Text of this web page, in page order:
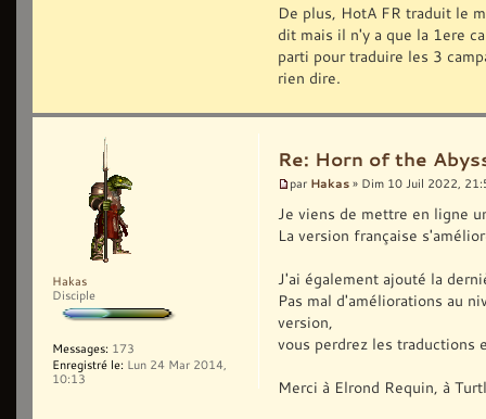
De plus, HotA FR traduit le
dit mais il n'y a que la 1ere
parti pour traduire les 3
rien dire.
Re: Horn of the
par Hakas » Dim 10 Juil 2022,
Je viens de mettre en ligne
La version française
J'ai également ajouté la
Pas mal d'améliorations au
version,
vous perdrez les traductions
Merci à Elrond Requin, à
Hakas
Disciple
Messages: 173
Enregistré le: Lun 24 Mar 2014,
10:13